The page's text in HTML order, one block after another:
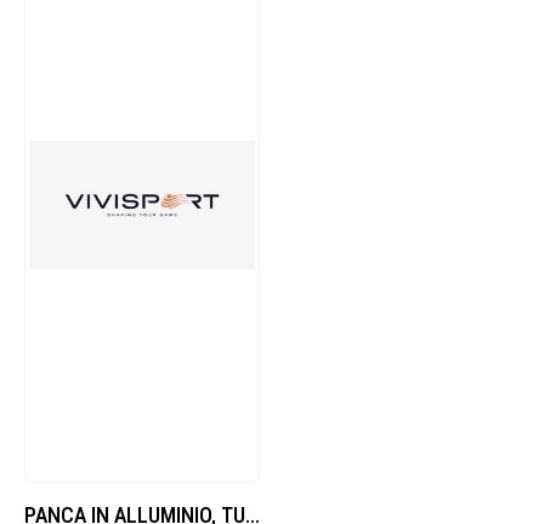
PANCA IN ALLUMINIO, TUBO QUADRO SEZ.